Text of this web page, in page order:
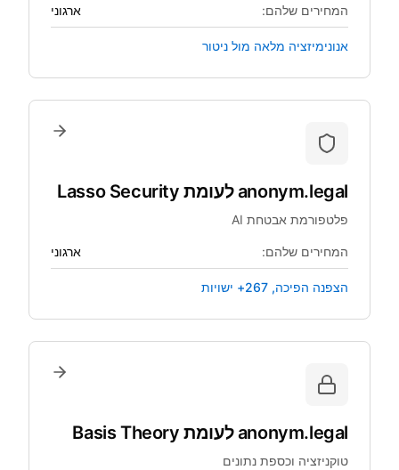
המחירים שלהם: ארגוני
אנונימיזציה מלאה מול ניטור
anonym.legal לעומת Lasso Security
פלטפורמת אבטחת AI
המחירים שלהם: ארגוני
הצפנה הפיכה, 267+ ישויות
anonym.legal לעומת Basis Theory
טוקניזציה וכספת נתונים